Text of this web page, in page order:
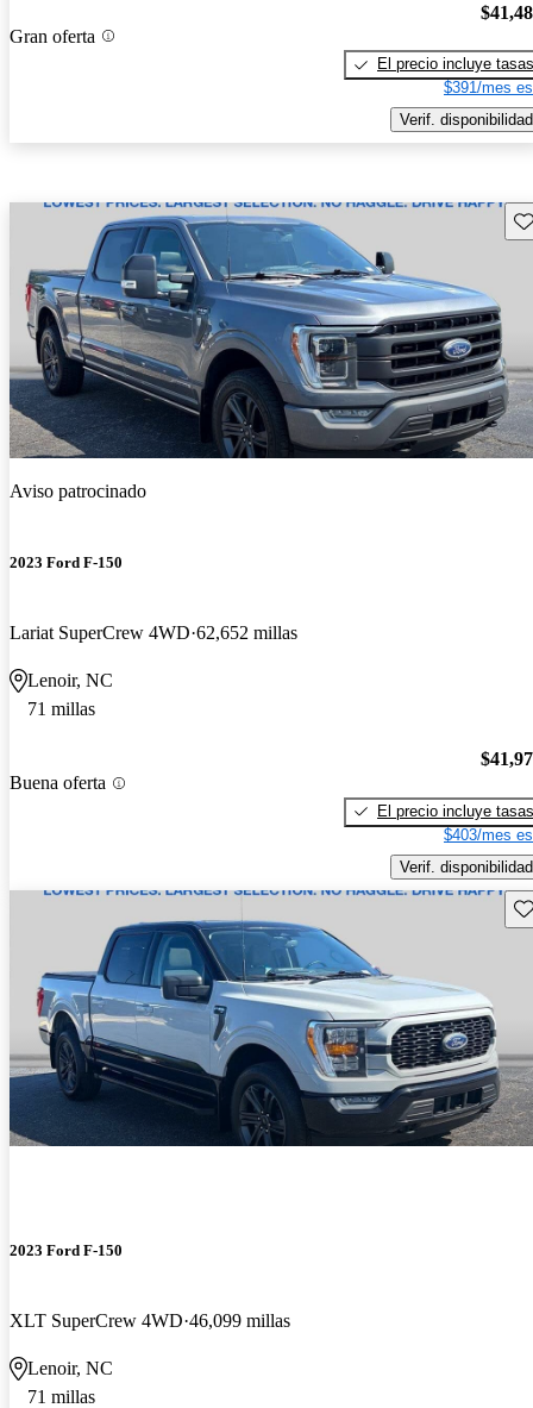
Gran oferta
El precio incluye tasas
$391/mes
Verif. disponibilidad
Aviso patrocinado
2023 Ford F-150
Lariat SuperCrew 4WD 62,652 millas
Lenoir, NC
71 millas
Buena oferta
El precio incluye tasas
$403/mes
Verif. disponibilidad
2023 Ford F-150
XLT SuperCrew 4WD 46,099 millas
Lenoir, NC
71 millas